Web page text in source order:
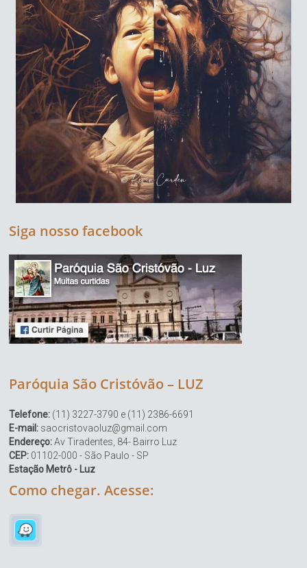
Siga nosso facebook
Paróquia São Cristóvão – LUZ
Telefone: (11) 3227-3790 e (11) 2386-6691
E-mail: saocristovaoluz@gmail.com
Endereço:Av Tiradentes, 84- Bairro Luz
CEP: 01102-000 - São Paulo - SP
Estação Metrô - Luz
Como chegar. Acesse: